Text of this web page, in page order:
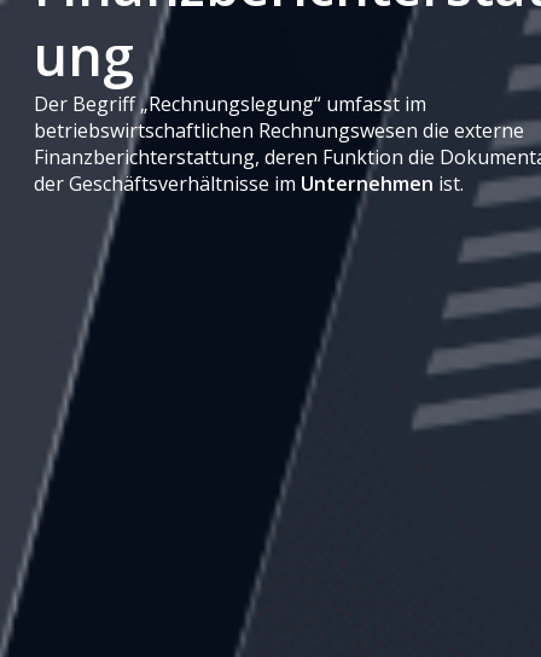
ung
Der Begriff „Rechnungslegung“ umfasst im
betriebswirtschaftlichen Rechnungswesen die externe
Finanzberichterstattung, deren Funktion die
der Geschäftsverhältnisse im Unternehmen ist.